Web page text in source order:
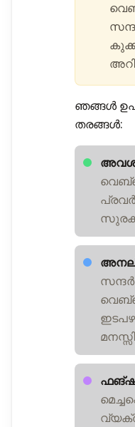
ഞങ്ങൾ
തരങ്ങൾ: